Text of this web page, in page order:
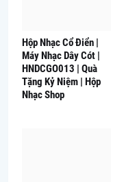
Hộp Nhạc Cổ Điển |
Máy Nhạc Dây Cót |
HNDCGO013 | Quà
Tặng Kỷ Niệm | Hộp
Nhạc Shop